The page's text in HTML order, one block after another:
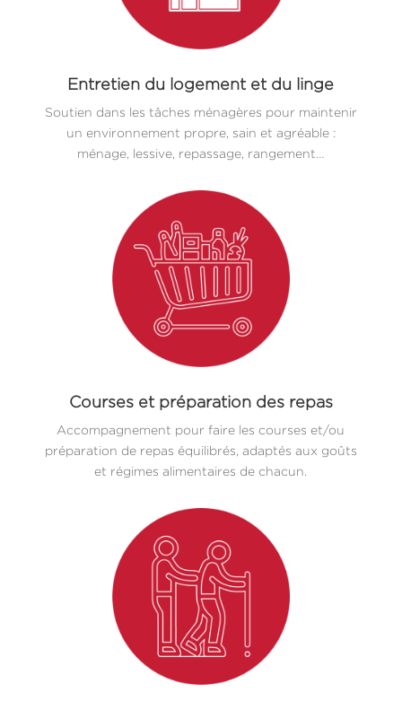
Entretien du logement et du linge
Soutien dans les tâches ménagères pour maintenir
un environnement propre, sain et agréable :
ménage, lessive, repassage, rangement…
Courses et préparation des repas
Accompagnement pour faire les courses et/ou
préparation de repas équilibrés, adaptés aux goûts
et régimes alimentaires de chacun.